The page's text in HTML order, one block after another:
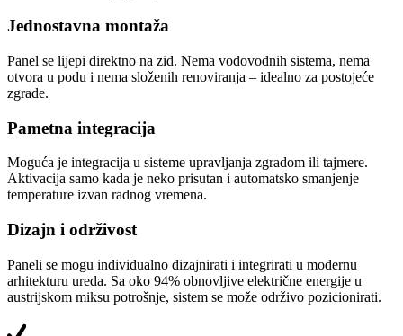
Jednostavna montaža
Panel se lijepi direktno na zid. Nema vodovodnih sistema, nema
otvora u podu i nema složenih renoviranja – idealno za postojeće
zgrade.
Pametna integracija
Moguća je integracija u sisteme upravljanja zgradom ili tajmere.
Aktivacija samo kada je neko prisutan i automatsko smanjenje
temperature izvan radnog vremena.
Dizajn i održivost
Paneli se mogu individualno dizajnirati i integrirati u modernu
arhitekturu ureda. Sa oko 94% obnovljive električne energije u
austrijskom miksu potrošnje, sistem se može održivo pozicionirati.